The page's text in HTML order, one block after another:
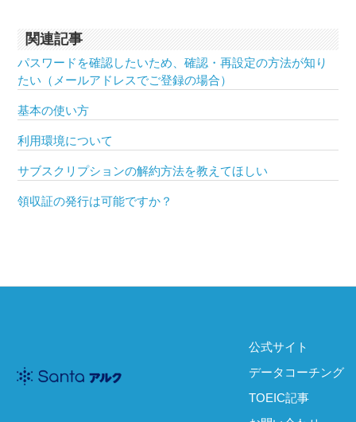
関連記事
パスワードを確認したいため、確認・再設定の方法が知り
たい（メールアドレスでご登録の場合）
基本の使い方
利用環境について
サブスクリプションの解約方法を教えてほしい
領収証の発行は可能ですか？
公式サイト
データコーチング
TOEIC記事